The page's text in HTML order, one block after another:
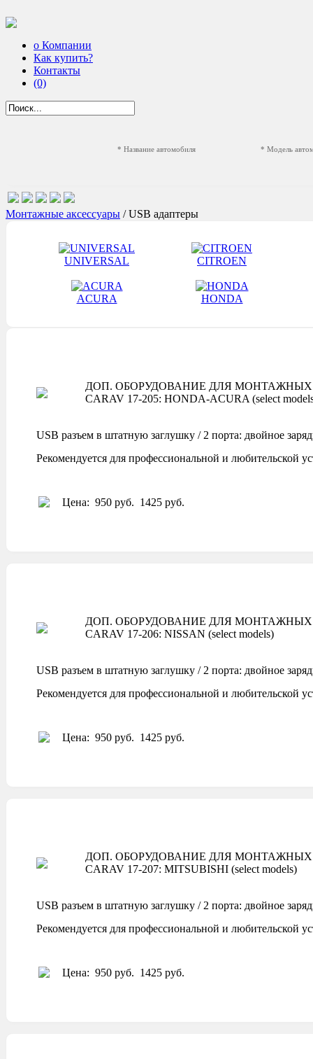
о Компании
Как купить?
Контакты
(0)
* Название автомобиля * Модель
Монтажные аксессуары / USB адаптеры
UNIVERSAL CITROEN
ACURA HONDA
ДОП. ОБОРУДОВАНИЕ ДЛЯ МОНТАЖНЫХ
CARAV 17-205: HONDA-ACURA (select
USB разъем в штатную заглушку / 2 порта: двойное
Рекомендуется для профессиональной и любительской
Цена: 950 руб. 1425 руб.
ДОП. ОБОРУДОВАНИЕ ДЛЯ МОНТАЖНЫХ
CARAV 17-206: NISSAN (select models)
USB разъем в штатную заглушку / 2 порта: двойное
Рекомендуется для профессиональной и любительской
Цена: 950 руб. 1425 руб.
ДОП. ОБОРУДОВАНИЕ ДЛЯ МОНТАЖНЫХ
CARAV 17-207: MITSUBISHI (select models)
USB разъем в штатную заглушку / 2 порта: двойное
Рекомендуется для профессиональной и любительской
Цена: 950 руб. 1425 руб.